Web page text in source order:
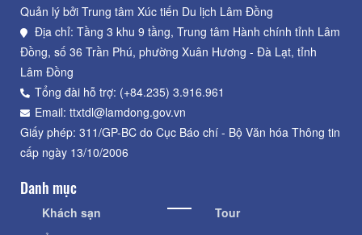
Quản lý bởi Trung tâm Xúc tiến Du lịch Lâm Đồng
Địa chỉ: Tầng 3 khu 9 tầng, Trung tâm Hành chính tỉnh Lâm
Đồng, số 36 Trần Phú, phường Xuân Hương - Đà Lạt, tỉnh
Lâm Đồng
Tổng đài hỗ trợ: (+84.235) 3.916.961
Email: ttxtdl@lamdong.gov.vn
Giấy phép: 311/GP-BC do Cục Báo chí - Bộ Văn hóa Thông tin
cấp ngày 13/10/2006
Danh mục
Khách sạn
Tour